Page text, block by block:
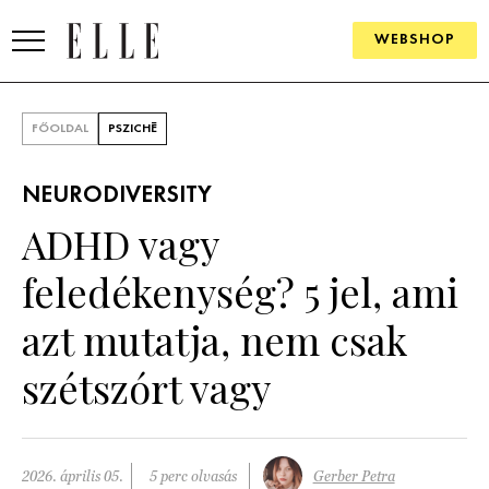
WEBSHOP
SZÉPSÉG
PSZICHÉ
PÁRKAPCSOLAT
FŐOLDAL PSZICHÉ
NEURODIVERSITY
ADHD vagy
feledékenység? 5 jel, ami
azt mutatja, nem csak
szétszórt vagy
2026. április 05. 5 perc olvasás Gerber Petra